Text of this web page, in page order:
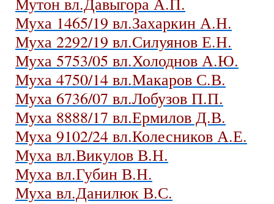
Муха 1465/19 вл.Захаркин А.Н.
Муха 2292/19 вл.Силуянов Е.Н.
Муха 5753/05 вл.Холоднов А.Ю.
Муха 4750/14 вл.Макаров С.В.
Муха 6736/07 вл.Лобузов П.П.
Муха 8888/17 вл.Ермилов Д.В.
Муха 9102/24 вл.Колесников А.Е.
Муха вл.Викулов В.Н.
Муха вл.Губин В.Н.
Муха вл.Данилюк В.С.